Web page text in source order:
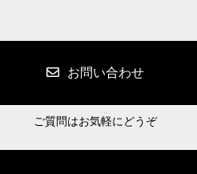
お問い合わせ
ご質問はお気軽にどうぞ